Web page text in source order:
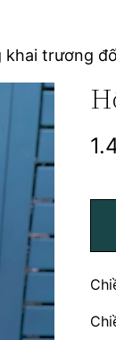
khai trương